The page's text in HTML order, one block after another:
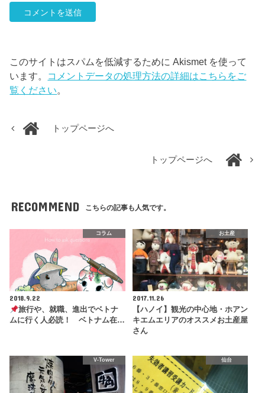
このサイトはスパムを低減するために Akismet を使って
います。 コメントデータの処理方法の詳細はこちらをご
覧ください。
トップページへ
トップページへ
RECOMMEND こちらの記事も人気です。
コラム
2018.9.22
旅行や、就職、進出でベトナ
ムに行く人必読！ ベトナム在…
お土産
2017.11.26
【ハノイ】観光の中心地・ホアン
キエムエリアのオススメお土産屋
さん
V-Tower 仙台